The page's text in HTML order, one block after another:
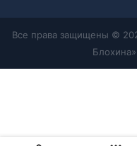
Все права защищены ©